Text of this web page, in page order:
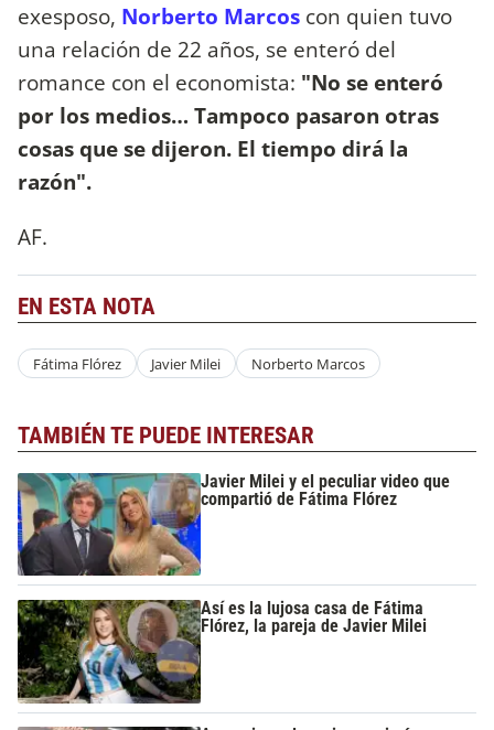
exesposo, Norberto Marcos con quien tuvo
una relación de 22 años, se enteró del
romance con el economista: "No se enteró
por los medios… Tampoco pasaron otras
cosas que se dijeron. El tiempo dirá la
razón".
AF.
EN ESTA NOTA
Fátima Flórez Javier Milei Norberto Marcos
TAMBIÉN TE PUEDE INTERESAR
Javier Milei y el peculiar video que
compartió de Fátima Flórez
Así es la lujosa casa de Fátima
Flórez, la pareja de Javier Milei